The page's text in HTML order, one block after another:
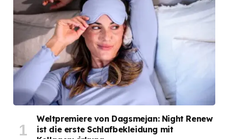
Weltpremiere von Dagsmejan: Night Renew
ist die erste Schlafbekleidung mit